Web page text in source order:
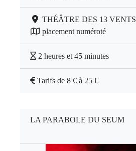
THÉÂTRE DES 13 VENTS
placement numéroté
2 heures et 45 minutes
Tarifs de 8 € à 25 €
LA PARABOLE DU SEUM